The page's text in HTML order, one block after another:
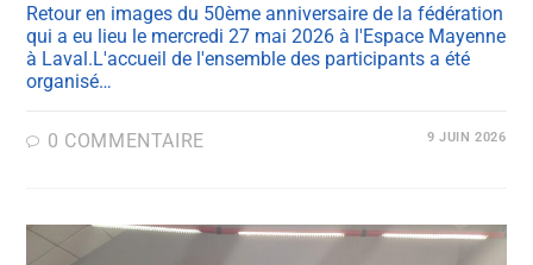
Retour en images du 50ème anniversaire de la fédération
qui a eu lieu le mercredi 27 mai 2026 à l'Espace Mayenne
à Laval.L'accueil de l'ensemble des participants a été
organisé…
0 COMMENTAIRE 9 JUIN 2026